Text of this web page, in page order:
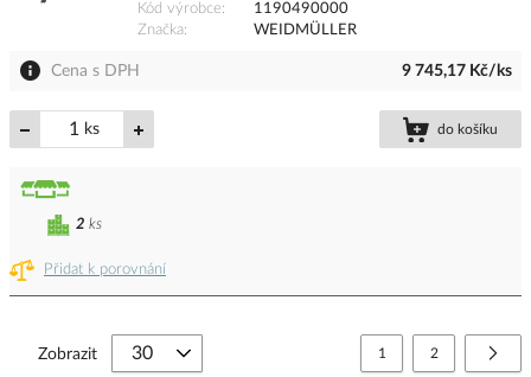
Kód výrobce
1190490000
Značka
WEIDMÜLLER
Cena s DPH 9 745,17 Kč/ks
ks do košíku
Přidat k porovnání
2 ks
Stránka
Právě si prohlížíte
1 Stránka
2
Zobrazit